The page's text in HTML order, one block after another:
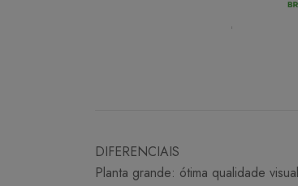
DIFERENCIAIS
Planta grande: ótima qualidade